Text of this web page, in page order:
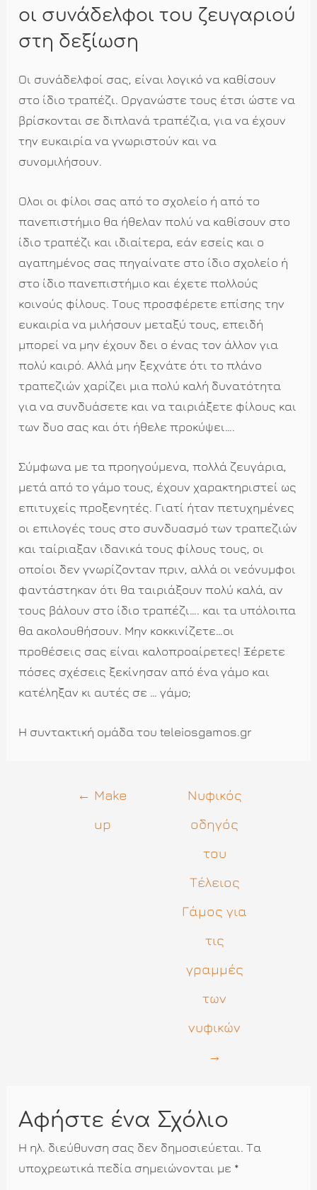
οι συνάδελφοι του ζευγαριού
στη δεξίωση
Οι συνάδελφοί σας, είναι λογικό να καθίσουν
στο ίδιο τραπέζι. Οργανώστε τους έτσι ώστε να
βρίσκονται σε διπλανά τραπέζια, για να έχουν
την ευκαιρία να γνωριστούν και να
συνομιλήσουν.
Ολοι οι φίλοι σας από το σχολείο ή από το
πανεπιστήμιο θα ήθελαν πολύ να καθίσουν στο
ίδιο τραπέζι και ιδιαίτερα, εάν εσείς και ο
αγαπημένος σας πηγαίνατε στο ίδιο σχολείο ή
στο ίδιο πανεπιστήμιο και έχετε πολλούς
κοινούς φίλους. Τους προσφέρετε επίσης την
ευκαιρία να μιλήσουν μεταξύ τους, επειδή
μπορεί να μην έχουν δει ο ένας τον άλλον για
πολύ καιρό. Αλλά μην ξεχνάτε ότι το πλάνο
τραπεζιών χαρίζει μια πολύ καλή δυνατότητα
για να συνδυάσετε και να ταιριάξετε φίλους και
των δυο σας και ότι ήθελε προκύψει….
Σύμφωνα με τα προηγούμενα, πολλά ζευγάρια,
μετά από το γάμο τους, έχουν χαρακτηριστεί ως
επιτυχείς προξενητές. Γιατί ήταν πετυχημένες
οι επιλογές τους στο συνδυασμό των τραπεζιών
και ταίριαξαν ιδανικά τους φίλους τους, οι
οποίοι δεν γνωρίζονταν πριν, αλλά οι νεόνυμφοι
φαντάστηκαν ότι θα ταιριάξουν πολύ καλά, αν
τους βάλουν στο ίδιο τραπέζι…. και τα υπόλοιπα
θα ακολουθήσουν. Μην κοκκινίζετε…οι
προθέσεις σας είναι καλοπροαίρετες! Ξέρετε
πόσες σχέσεις ξεκίνησαν από ένα γάμο και
κατέληξαν κι αυτές σε … γάμο;
Η συντακτική ομάδα του teleiosgamos.gr
Πλοήγηση
← Make
up
Νυφικός
οδηγός
του
Τέλειος
Γάμος για
τις
γραμμές
των
νυφικών
→
Αφήστε ένα Σχόλιο
Η ηλ. διεύθυνση σας δεν δημοσιεύεται. Τα
υποχρεωτικά πεδία σημειώνονται με *